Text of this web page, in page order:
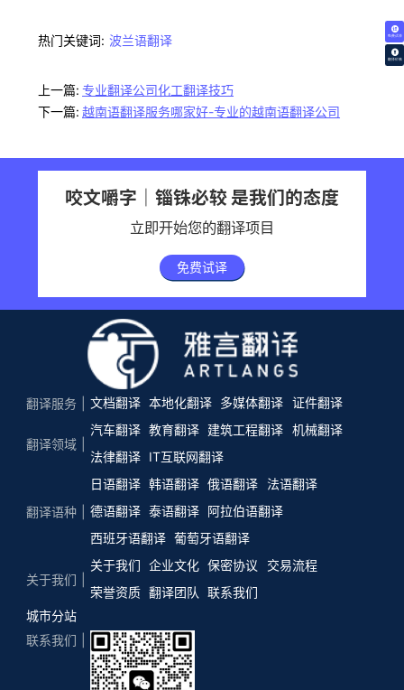
免费试译
翻译价格
热门关键词: 波兰语翻译
上一篇: 专业翻译公司化工翻译技巧
下一篇: 越南语翻译服务哪家好-专业的越南语翻译公司
咬文嚼字｜锱铢必较 是我们的态度
立即开始您的翻译项目
免费试译
翻译服务 文档翻译 本地化翻译 多媒体翻译 证件翻译
翻译领域
汽车翻译 教育翻译 建筑工程翻译 机械翻译
法律翻译
IT互联网翻译
翻译语种
日语翻译 韩语翻译 俄语翻译
法语翻译
德语翻译 泰语翻译 阿拉伯语翻译
西班牙语翻译 葡萄牙语翻译
关于我们
关于我们 企业文化 保密协议
交易流程
荣誉资质 翻译团队
联系我们
城市分站
联系我们